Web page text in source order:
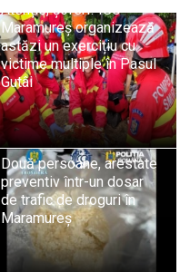
Atenție, șoferi! ISU
Maramureș organizează
astăzi un exercițiu cu
victime multiple în Pasul
Gutâi
Două persoane, arestate
preventiv într-un dosar
de trafic de droguri în
Maramureș